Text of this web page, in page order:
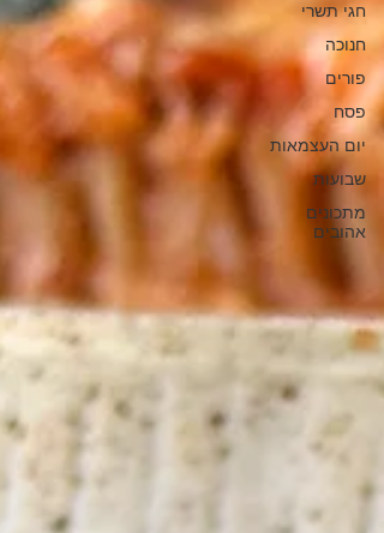
חגי תשרי
חנוכה
פורים
פסח
יום העצמאות
שבועות
מתכונים
אהובים